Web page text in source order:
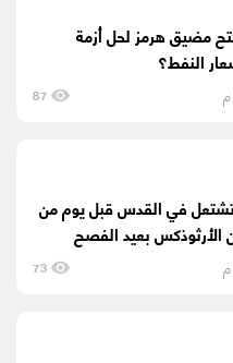
مضيق هرمز لحل أزمة
النفط؟
87
تشتعل في القدس قبل يوم من
الأرثوذكس بعيد الفصح
73